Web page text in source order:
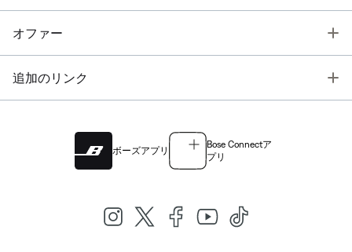
オファー
追加のリンク
ボーズアプリ
Bose Connectア
プリ